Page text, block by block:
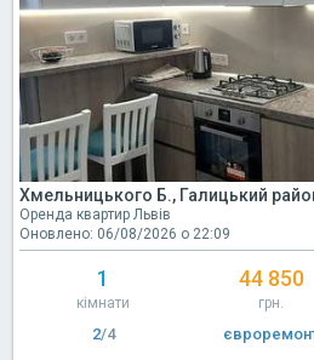
Хмельницького Б., Галицький
Оренда квартир Львів
Оновлено: 06/08/2026 о 22:09
1
кімнати
44 850
грн.
2/4